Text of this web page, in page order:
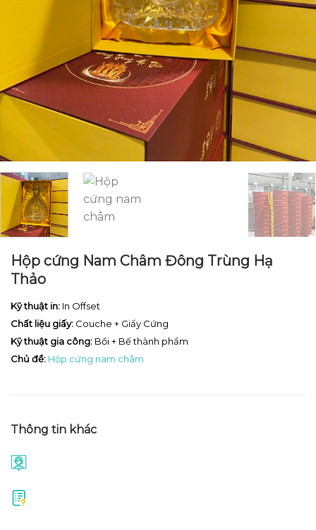
Hộp cứng Nam Châm Đông Trùng Hạ
Thảo
Kỹ thuật in: In Offset
Chất liệu giấy: Couche + Giấy Cứng
Kỹ thuật gia công: Bồi + Bế thành phẩm
Chủ đề: Hộp cứng nam châm
Thông tin khác